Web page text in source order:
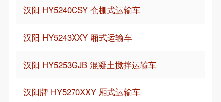
汉阳 HY5240CSY 仓栅式运输车
汉阳 HY5243XXY 厢式运输车
汉阳 HY5253GJB 混凝土搅拌运输车
汉阳牌 HY5270XXY 厢式运输车